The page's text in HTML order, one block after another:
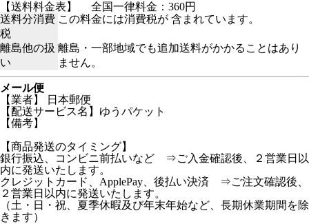
【送料料金表】
全国一律料金：360円
送料分消費
税
この料金には消費税が 含まれています。
離島他の扱
い
離島・一部地域でも追加送料がかかることはあり
ません。
メール便
【業者】 日本郵便
【配送サービス名】ゆうパケット
【備考】
【商品発送のタイミング】
銀行振込、コンビニ前払いなど ⇒ご入金確認後、２営業日以
内に発送いたします。
クレジットカード、ApplePay、後払い決済 ⇒ご注文確認後、
２営業日以内に発送いたします。
（土・日・祝、夏季休暇及び年末年始など、長期休業期間を除
きます）